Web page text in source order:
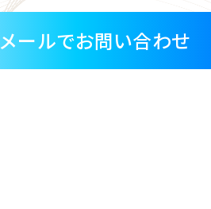
メールでお問い合わせ